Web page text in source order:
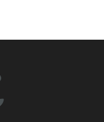
ya Saudi Arabia
halaiki ya Wapalestina